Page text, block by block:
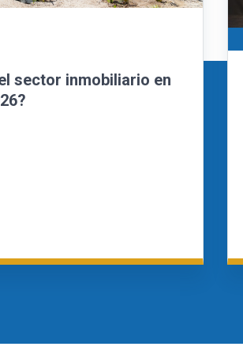
sector inmobiliario en